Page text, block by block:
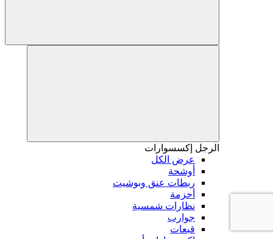
الرجل إكسسوارات
عرض الكل
أوشحة
ربطات عنق وبوشيت
أحزمة
نظارات شمسية
جوارب
قبعات